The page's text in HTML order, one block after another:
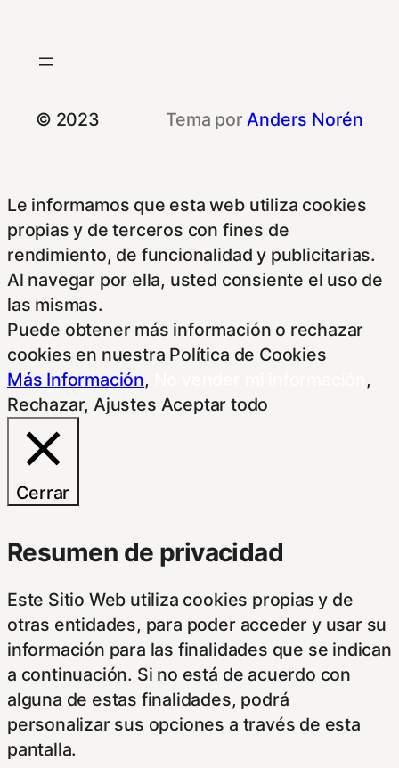
© 2023 Tema porAnders Norén
Le informamos que esta web utiliza cookies
propias y de terceros con fines de
rendimiento, de funcionalidad y publicitarias.
Al navegar por ella, usted consiente el uso de
las mismas.
Puede obtener más información o rechazar
cookies en nuestra Política de Cookies
Más Información,
,
Rechazar,Ajustes Aceptar todo
Cerrar
Resumen de privacidad
Este Sitio Web utiliza cookies propias y de
otras entidades, para poder acceder y usar su
información para las finalidades que se indican
a continuación. Si no está de acuerdo con
alguna de estas finalidades, podrá
personalizar sus opciones a través de esta
pantalla.